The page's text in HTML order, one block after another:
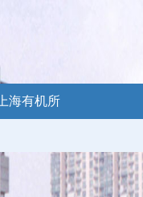
上海有机所